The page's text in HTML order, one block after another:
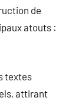
de
atouts :
textes
attirant